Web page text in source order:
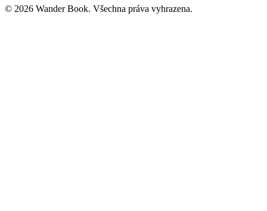
© 2026 Wander Book. Všechna práva vyhrazena.